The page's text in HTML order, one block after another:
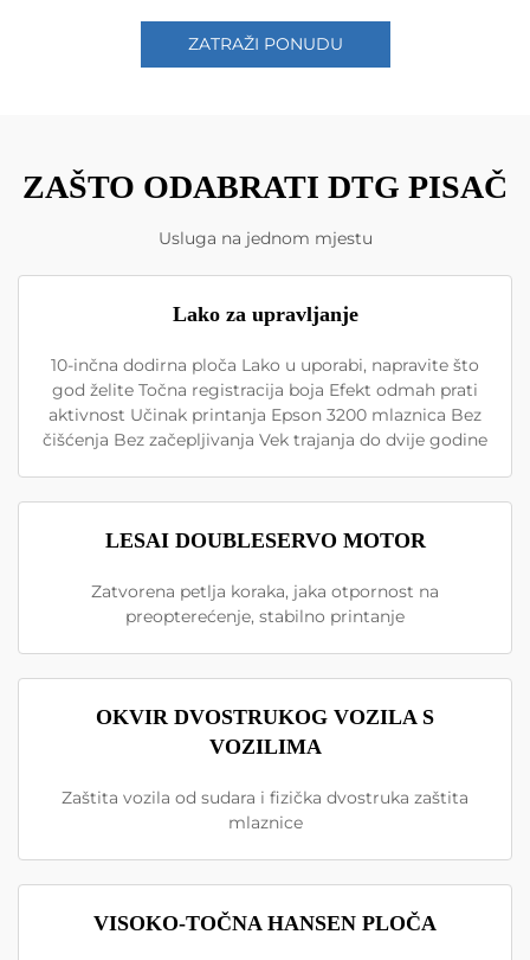
ZATRAŽI PONUDU
ZAŠTO ODABRATI DTG PISAČ
Usluga na jednom mjestu
Lako za upravljanje
10-inčna dodirna ploča Lako u uporabi, napravite što
god želite Točna registracija boja Efekt odmah prati
aktivnost Učinak printanja Epson 3200 mlaznica Bez
čišćenja Bez začepljivanja Vek trajanja do dvije godine
LESAI DOUBLESERVO MOTOR
Zatvorena petlja koraka, jaka otpornost na
preopterećenje, stabilno printanje
OKVIR DVOSTRUKOG VOZILA S
VOZILIMA
Zaštita vozila od sudara i fizička dvostruka zaštita
mlaznice
VISOKO-TOČNA HANSEN PLOČA